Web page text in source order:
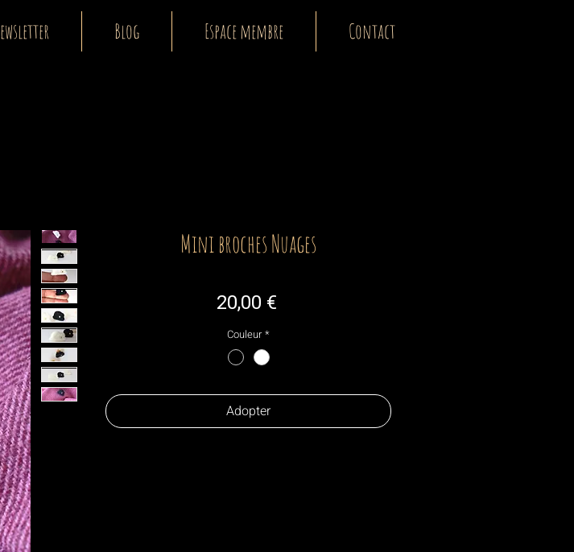
Blog Espace membre Contact
Mini broches Nuages
20,00 €Prix
Couleur *
Adopter